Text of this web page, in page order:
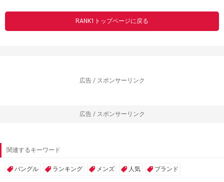
RANK1トップページに戻る
広告 / スポンサーリンク
広告 / スポンサーリンク
関連するキーワード
バングル ランキング メンズ 人気 ブランド